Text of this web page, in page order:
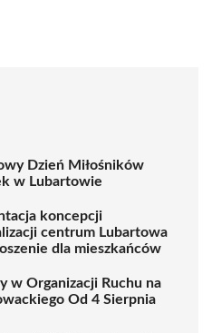
Dzień Miłośników
w Lubartowie
koncepcji
centrum Lubartowa
dla mieszkańców
w Organizacji Ruchu na
Od 4 Sierpnia